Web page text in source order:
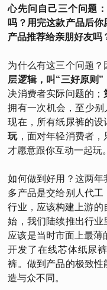
心先问自己三个问题
吗？用完这款产品后
产品推荐给亲朋好友吗
为什么有这三个问题？
层逻辑，叫“三好原则”
决消费者实际问题的；
拥有一次机会，至少
现在，所有纸尿裤的设
玩，面对年轻消费者，
才愿意跟你互动一起玩。
如何做到好用？这两
多产品是交给别人代
行业，应该构建上游
始，我们陆续推出行
应该是当时市面上最薄
开发了在线芯体纸尿
裤。做到产品的极致性
造与众不同。